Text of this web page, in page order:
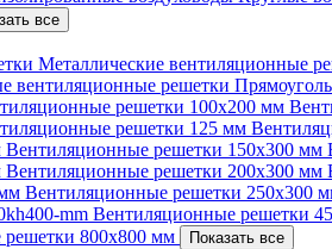
все
Металлические вентиляционные
вентиляционные решетки
решетки 100х200 мм
решетки 125 мм
Вентиляционные решетки 150х300 мм
Вентиляционные решетки 200х300 мм
Вентиляционные решетки 250х300
mm Вентиляционные решетки
800х800 мм Показать все